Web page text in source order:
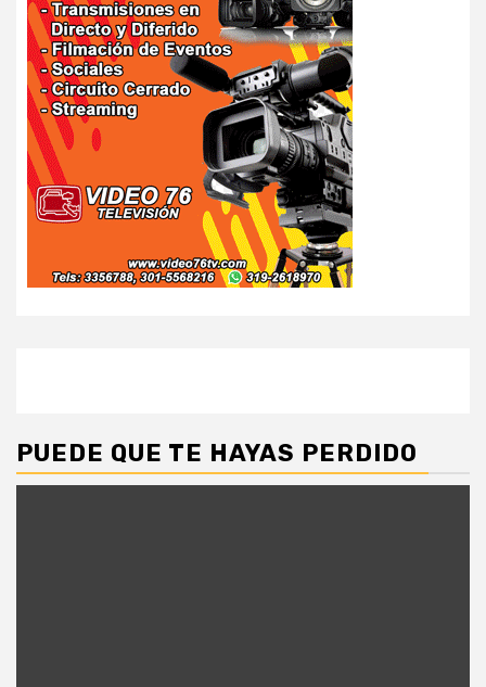
PUEDE QUE TE HAYAS PERDIDO